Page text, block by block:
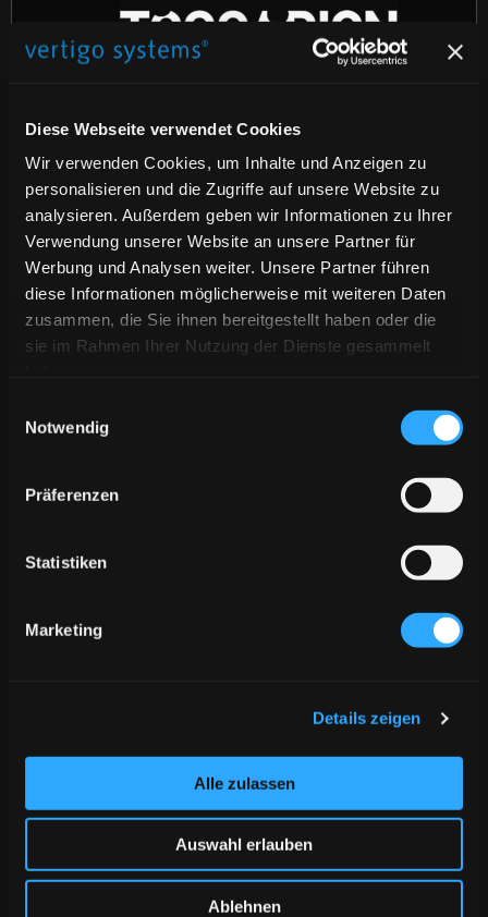
Diese Webseite verwendet Cookies
Wir verwenden Cookies, um Inhalte und Anzeigen zu
personalisieren und die Zugriffe auf unsere Website zu
analysieren. Außerdem geben wir Informationen zu Ihrer
Verwendung unserer Website an unsere Partner für
Werbung und Analysen weiter. Unsere Partner führen
diese Informationen möglicherweise mit weiteren Daten
zusammen, die Sie ihnen bereitgestellt haben oder die
sie im Rahmen Ihrer Nutzung der Dienste gesammelt
Notwendig
Präferenzen
Statistiken
Marketing
Details zeigen
Alle zulassen
Auswahl erlauben
Ablehnen